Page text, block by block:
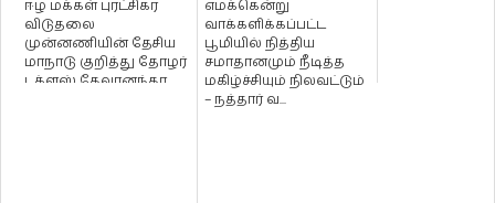
ஈழ மக்கள் புரட்சிகர
விடுதலை
முன்னணியின் தேசிய
மாநாடு குறித்து தோழர்
டக்ளஸ் தேவானந்தா
எமக்கென்று
வாக்களிக்கப்பட்ட
பூமியில் நித்திய
சமாதானமும் நீடித்த
மகிழ்ச்சியும் நிலவட்டும்
– நத்தார் வ...